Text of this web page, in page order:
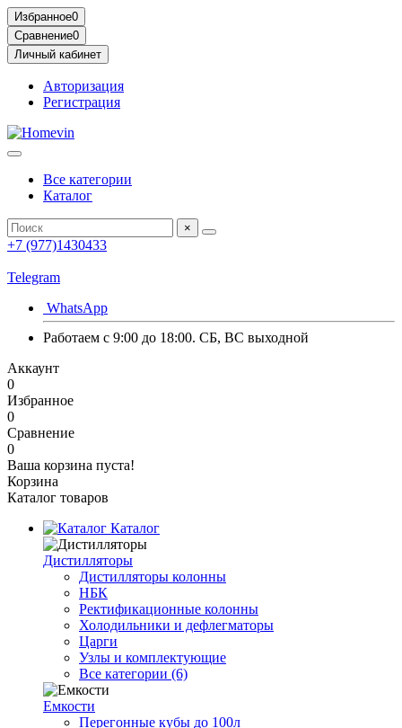
Избранное0
Сравнение0
Личный кабинет
Авторизация
Регистрация
Все категории
Каталог
×
+7 (977)1430433
Telegram
WhatsApp
Работаем с 9:00 до 18:00. СБ, ВС выходной
Аккаунт
0
Избранное
0
Сравнение
0
Ваша корзина пуста!
Корзина
Каталог товаров
Каталог
Дистилляторы
Дистилляторы колонны
НБК
Ректификационные колонны
Холодильники и дефлегматоры
Царги
Узлы и комплектующие
Все категории (6)
Емкости
Перегонные кубы до 100л